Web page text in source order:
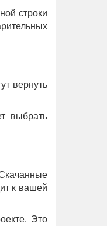
строки
вернуть
выбрать
к вашей
Это